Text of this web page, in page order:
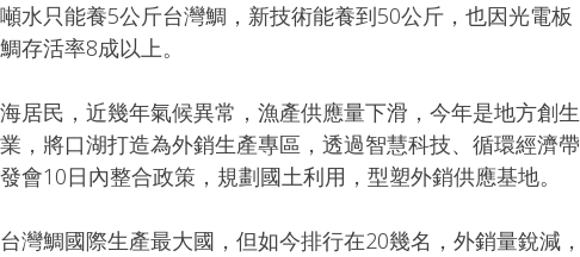
水只能養5公斤台灣鯛，新技術能養到50公斤，也因光電板
存活率8成以上。
居民，近幾年氣候異常，漁產供應量下滑，今年是地方創生
，將口湖打造為外銷生產專區，透過智慧科技、循環經濟帶
會10日內整合政策，規劃國土利用，型塑外銷供應基地。
灣鯛國際生產最大國，但如今排行在20幾名，外銷量銳減，